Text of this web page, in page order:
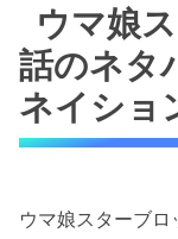
ウマ娘
話のネタ
ネイショ
ウマ娘スターブ